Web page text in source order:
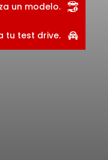
un modelo.
tu test drive.